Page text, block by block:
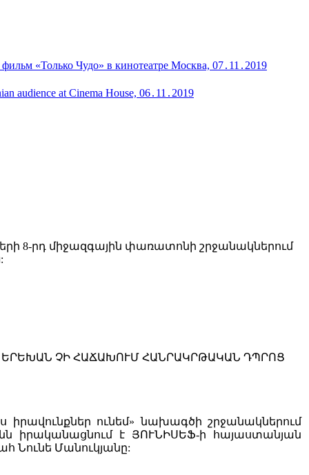
«Только Чудо» в кинотеатре Москва, 07․11․2019
audience at Cinema House, 06․11․2019
8-րդ միջազգային փառատոնի շրջանակներում
ՉԻ ՀԱՃԱԽՈՒՄ ՀԱՆՐԱԿՐԹԱԿԱՆ ԴՊՐՈՑ
ունեմ» նախագծի շրջանակներում
իրականացնում է ՅՈՒՆԻՍԵՖ-ի հայաստանյան
Նունե Մանուկյանը: